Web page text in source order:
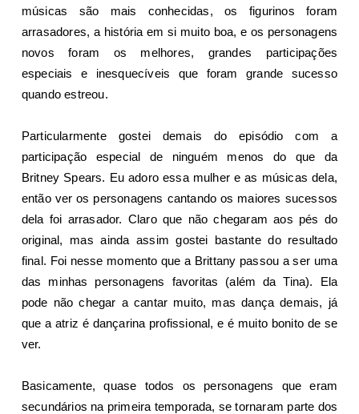
músicas são mais conhecidas, os figurinos foram
arrasadores, a história em si muito boa, e os personagens
novos foram os melhores, grandes participações
especiais e inesquecíveis que foram grande sucesso
quando estreou.
Particularmente gostei demais do episódio com a
participação especial de ninguém menos do que da
Britney Spears. Eu adoro essa mulher e as músicas dela,
então ver os personagens cantando os maiores sucessos
dela foi arrasador. Claro que não chegaram aos pés do
original, mas ainda assim gostei bastante do resultado
final. Foi nesse momento que a Brittany passou a ser uma
das minhas personagens favoritas (além da Tina). Ela
pode não chegar a cantar muito, mas dança demais, já
que a atriz é dançarina profissional, e é muito bonito de se
ver.
Basicamente, quase todos os personagens que eram
secundários na primeira temporada, se tornaram parte dos